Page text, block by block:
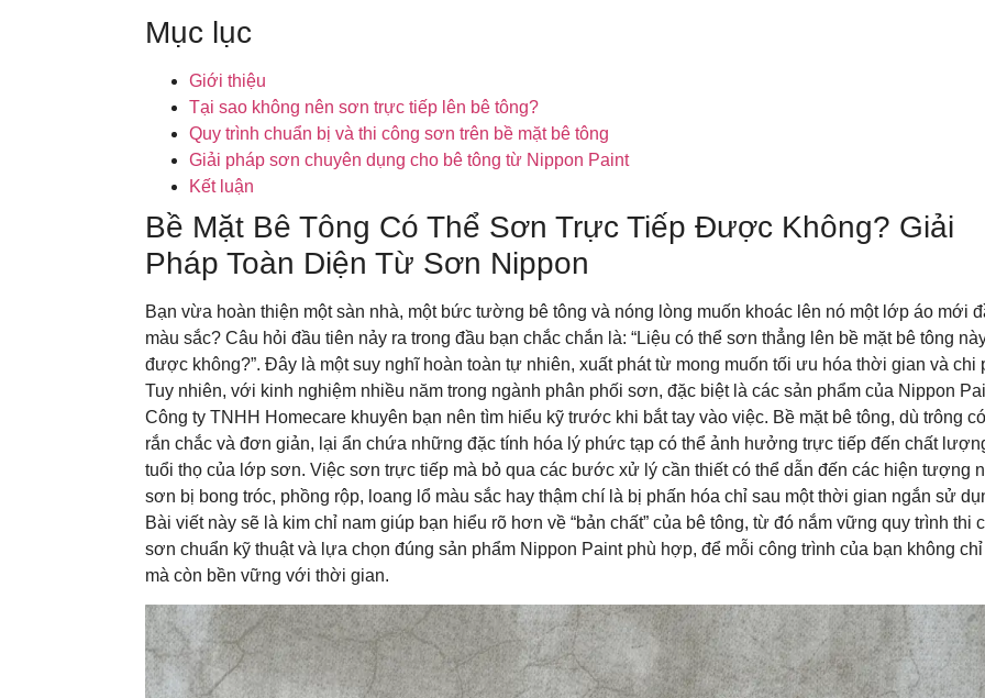
Mục lục
Giới thiệu
Tại sao không nên sơn trực tiếp lên bê tông?
Quy trình chuẩn bị và thi công sơn trên bề mặt bê tông
Giải pháp sơn chuyên dụng cho bê tông từ Nippon Paint
Kết luận
Bề Mặt Bê Tông Có Thể Sơn Trực Tiếp Được Không? Giải
Pháp Toàn Diện Từ Sơn Nippon
Bạn vừa hoàn thiện một sàn nhà, một bức tường bê tông và nóng lòng muốn khoác lên nó một lớp áo mới
màu sắc? Câu hỏi đầu tiên nảy ra trong đầu bạn chắc chắn là: “Liệu có thể sơn thẳng lên bề mặt bê tông
được không?”. Đây là một suy nghĩ hoàn toàn tự nhiên, xuất phát từ mong muốn tối ưu hóa thời gian và chi
Tuy nhiên, với kinh nghiệm nhiều năm trong ngành phân phối sơn, đặc biệt là các sản phẩm của Nippon
Công ty TNHH Homecare khuyên bạn nên tìm hiểu kỹ trước khi bắt tay vào việc. Bề mặt bê tông, dù trông
rắn chắc và đơn giản, lại ẩn chứa những đặc tính hóa lý phức tạp có thể ảnh hưởng trực tiếp đến chất
tuổi thọ của lớp sơn. Việc sơn trực tiếp mà bỏ qua các bước xử lý cần thiết có thể dẫn đến các hiện tượng
sơn bị bong tróc, phồng rộp, loang lổ màu sắc hay thậm chí là bị phấn hóa chỉ sau một thời gian ngắn sử
Bài viết này sẽ là kim chỉ nam giúp bạn hiểu rõ hơn về “bản chất” của bê tông, từ đó nắm vững quy trình thi
sơn chuẩn kỹ thuật và lựa chọn đúng sản phẩm Nippon Paint phù hợp, để mỗi công trình của bạn không
mà còn bền vững với thời gian.